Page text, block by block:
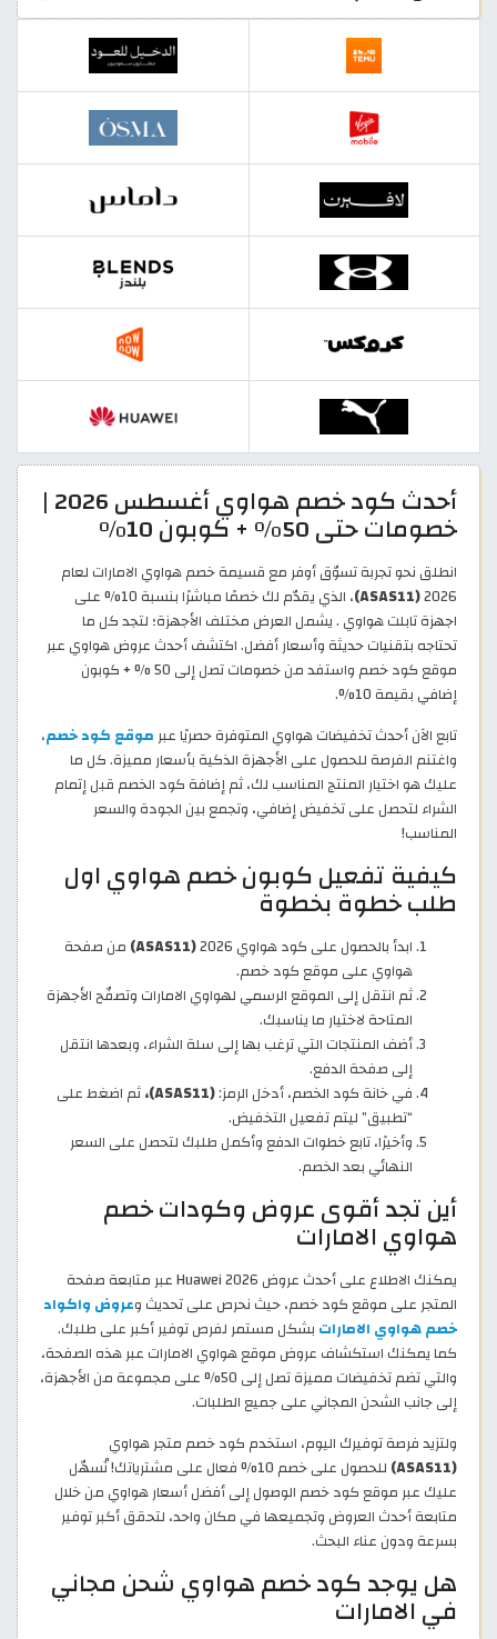
أحدث كود خصم هواوي أغسطس 2026 |
خصومات حتى 50% + كوبون 10%
انطلق نحو تجربة تسوّق أوفر مع قسيمة خصم هواوي الامارات لعام
2026
(ASAS11)
، الذي يقدّم لك خصمًا مباشرًا بنسبة 10% على
اجهزة تابلت هواوي . يشمل العرض مختلف الأجهزة؛ لتجد كل ما
تحتاجه بتقنيات حديثة وأسعار أفضل. اكتشف أحدث عروض هواوي عبر
موقع كود خصم واستفد من خصومات تصل إلى 50 % + كوبون
إضافي بقيمة 10%.
تابع الآن أحدث تخفيضات هواوي المتوفرة حصريًا عبرموقع كود خصم،
واغتنم الفرصة للحصول على الأجهزة الذكية بأسعار مميزة. كل ما
عليك هو اختيار المنتج المناسب لك، ثم إضافة كود الخصم قبل إتمام
الشراء لتحصل على تخفيض إضافي، وتجمع بين الجودة والسعر
المناسب!
كيفية تفعيل كوبون خصم هواوي اول
طلب خطوة بخطوة
ابدأ بالحصول على كود هواوي 2026 (ASAS11)
من صفحة
هواوي على موقع كود خصم.
ثم انتقل إلى الموقع الرسمي لهواوي الامارات وتصفّح الأجهزة
المتاحة لاختيار ما يناسبك.
أضف المنتجات التي ترغب بها إلى سلة الشراء، وبعدها انتقل
إلى صفحة الدفع.
في خانة كود الخصم، أدخل الرمز:(ASAS11)،
ثم اضغط على
“تطبيق” ليتم تفعيل التخفيض.
وأخيرًا، تابع خطوات الدفع وأكمل طلبك لتحصل على السعر
النهائي بعد الخصم.
أين تجد أقوى عروض وكودات خصم
هواوي الامارات
يمكنك الاطلاع على أحدث عروض Huawei 2026 عبر متابعة صفحة
المتجر على موقع كود خصم، حيث نحرص على تحديث وعروض واكواد
خصم هواوي الامارات بشكل مستمر لفرص توفير أكبر على طلبك.
كما يمكنك استكشاف عروض موقع هواوي الامارات عبر هذه الصفحة،
والتي تضم تخفيضات مميزة تصل إلى 50% على مجموعة من الأجهزة،
إلى جانب الشحن المجاني على جميع الطلبات.
ولتزيد فرصة توفيرك اليوم، استخدم كود خصم متجر هواوي
(ASAS11)
للحصول على خصم 10% فعال على مشترياتك! نُسهّل
عليك عبر موقع كود خصم الوصول إلى أفضل أسعار هواوي من خلال
متابعة أحدث العروض وتجميعها في مكان واحد، لتحقق أكبر توفير
بسرعة ودون عناء البحث.
هل يوجد كود خصم هواوي شحن مجاني
في الامارات